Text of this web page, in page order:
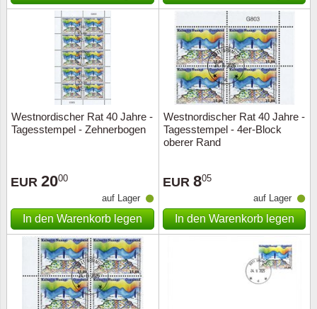
Westnordischer Rat 40 Jahre -
Tagesstempel - Zehnerbogen
EUR 2000
auf Lager
In den Warenkorb legen
Westnordischer Rat 40 Jahre -
Tagesstempel - 4er-Block
oberer Rand
EUR 805
auf Lager
In den Warenkorb legen